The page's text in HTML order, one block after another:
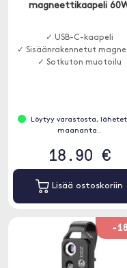
magneettikaapeli
✓ USB-C-kaapeli
✓ Sisäänrakennetut
✓ Sotkuton muotoilu
Löytyy varastosta,
maananta..
18.90 €
Lisää ostoskoriin
-